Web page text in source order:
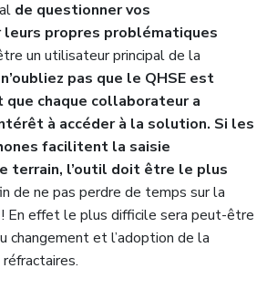
de questionner vos
propres problématiques
un utilisateur principal de la
n’oubliez pas que le QHSE est
chaque collaborateur a
à accéder à la solution. Si les
facilitent la saisie
terrain, l’outil doit être le plus
de ne pas perdre de temps sur la
En effet le plus difficile sera peut-être
changement et l’adoption de la